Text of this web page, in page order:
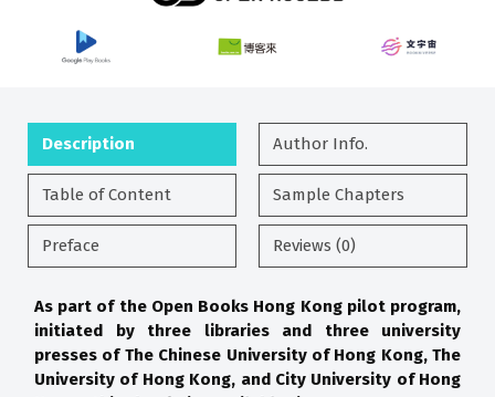
Description Author Info.
Table of Content Sample Chapters
Preface Reviews (0)
As part of the Open Books Hong Kong pilot program,
initiated by three libraries and three university
presses of The Chinese University of Hong Kong, The
University of Hong Kong, and City University of Hong